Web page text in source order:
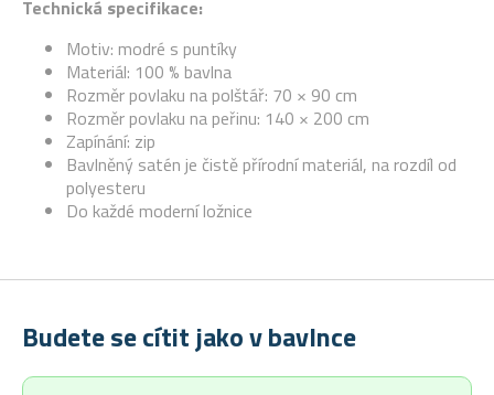
Technická specifikace:
Motiv: modré s puntíky
Materiál: 100 % bavlna
Rozměr povlaku na polštář: 70 × 90 cm
Rozměr povlaku na peřinu: 140 × 200 cm
Zapínání: zip
Bavlněný satén je čistě přírodní materiál, na rozdíl od
polyesteru
Do každé moderní ložnice
Budete se cítit jako v bavlnce